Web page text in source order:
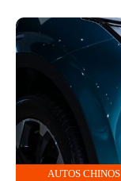
AUTOS CHINOS